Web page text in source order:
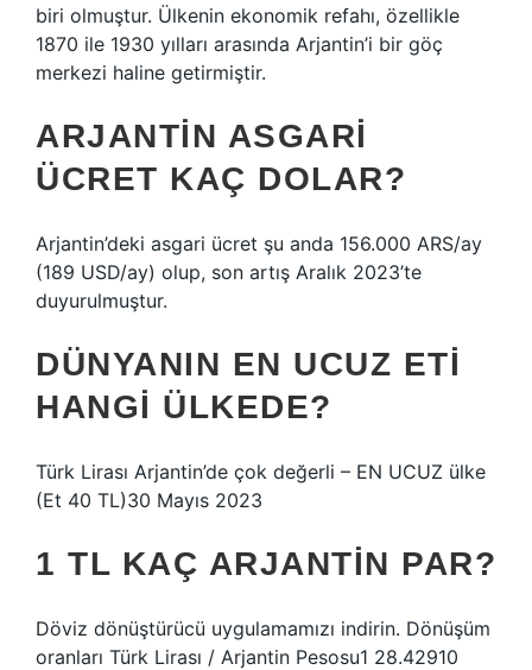
biri olmuştur. Ülkenin ekonomik refahı, özellikle
1870 ile 1930 yılları arasında Arjantin’i bir göç
merkezi haline getirmiştir.
ARJANTIN ASGARI
ÜCRET KAÇ DOLAR?
Arjantin’deki asgari ücret şu anda 156.000 ARS/ay
(189 USD/ay) olup, son artış Aralık 2023’te
duyurulmuştur.
DÜNYANIN EN UCUZ ETI
HANGI ÜLKEDE?
Türk Lirası Arjantin’de çok değerli – EN UCUZ ülke
(Et 40 TL)30 Mayıs 2023
1 TL KAÇ ARJANTIN PAR?
Döviz dönüştürücü uygulamamızı indirin. Dönüşüm
oranları Türk Lirası / Arjantin Pesosu1 28.42910